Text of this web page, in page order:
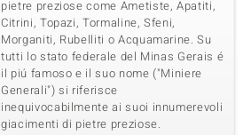
pietre preziose come Ametiste, Apatiti,
Citrini, Topazi, Tormaline, Sfeni,
Morganiti, Rubelliti o Acquamarine. Su
tutti lo stato federale del Minas Gerais é
il piú famoso e il suo nome ("Miniere
Generali") si riferisce
inequivocabilmente ai suoi innumerevoli
giacimenti di pietre preziose.